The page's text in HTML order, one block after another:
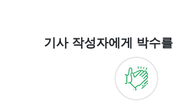
기사 작성자에게 박수